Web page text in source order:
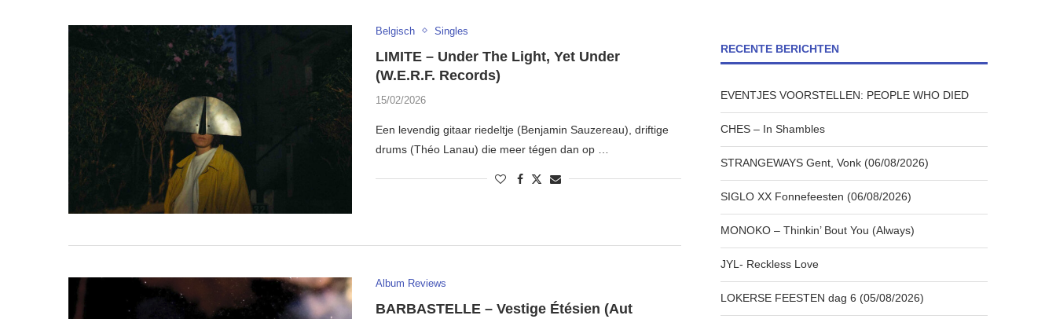
Belgisch Singles
LIMITE – Under The Light, Yet Under
(W.E.R.F. Records)
15/02/2026
Een levendig gitaar riedeltje (Benjamin Sauzereau), driftige
drums (Théo Lanau) die meer tégen dan op …
Album Reviews
BARBASTELLE – Vestige Étésien (Aut
RECENTE BERICHTEN
EVENTJES VOORSTELLEN: PEOPLE WHO DIED
CHES – In Shambles
STRANGEWAYS Gent, Vonk (06/08/2026)
SIGLO XX Fonnefeesten (06/08/2026)
MONOKO – Thinkin’ Bout You (Always)
JYL- Reckless Love
LOKERSE FEESTEN dag 6 (05/08/2026)